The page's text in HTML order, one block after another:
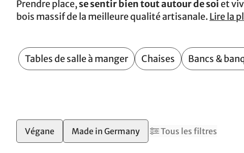
Prendre place,se sentir bien tout autour de soi et
bois massif de la meilleure qualité artisanale. Lire la
Tables de salle à manger Chaises Bancs &
Végane Made in Germany Tous les filtres